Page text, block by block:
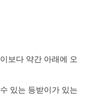
보다 약간 아래에 오
있는 등받이가 있는